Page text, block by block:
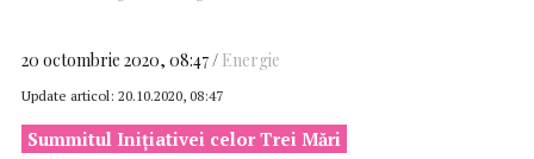
a doua
20 octombrie 2020, 08:47 Energie
Update articol: 20.10.2020, 08:47
Summitul Iniţiativei celor Trei Mări